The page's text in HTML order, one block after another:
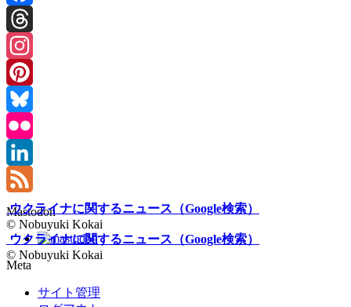
Facebook
Threads
Instagram
Pinterest
Bluesky
Flickr
LinkedIn
Feed
Mastodon
Meta
サイト管理
ウクライナに関するニュース（Google検索）
© Nobuyuki Kokai
ウクライナに関するニュース（Google検索）
© Nobuyuki Kokai